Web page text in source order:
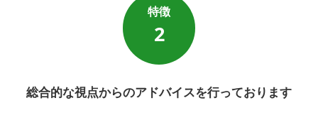
2
総合的な視点からのアドバイスを行っております